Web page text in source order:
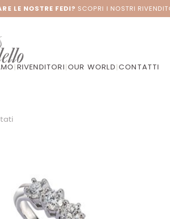
LE NOSTRE FEDI? SCOPRI I NOSTRI
|RIVENDITORI|OUR WORLD|CONTATTI